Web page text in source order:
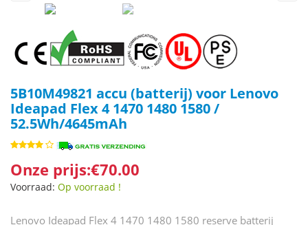
Previous
5B10M49821 accu (batterij) voor Lenovo
Ideapad Flex 4 1470 1480 1580 /
52.5Wh/4645mAh
Onze prijs:€70.00
Voorraad: Op voorraad !
Lenovo Ideapad Flex 4 1470 1480 1580 reserve batterij